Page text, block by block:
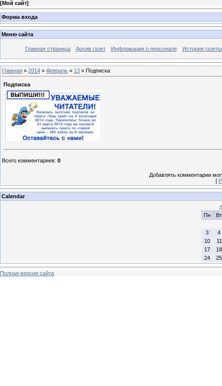
[Мой сайт]
Форма входа
Меню сайта
Главная страница Архив газет Информация о персонале История газеты
Главная » 2014 » Февраль » 13 » Подписка
Подписка
Всего комментариев: 0
Добавлять комментарии
[
Calendar
«
Пн
Вт
3
4
10
11
17
18
24
25
Полная версия сайта